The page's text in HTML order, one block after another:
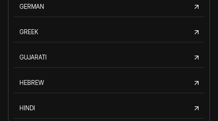
GERMAN
GREEK
GUJARATI
HEBREW
HINDI